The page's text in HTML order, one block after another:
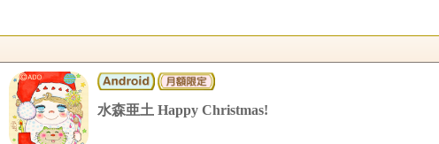
水森亜土 Happy Christmas!